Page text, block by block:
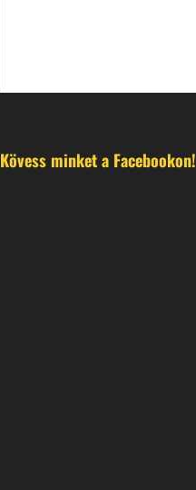
Kövess minket a Facebookon!